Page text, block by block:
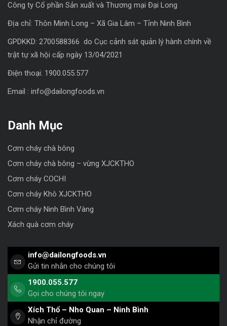
Công ty Cổ phần Sản xuất và Thương mại Đại Long
Địa chỉ: Thôn Minh Long – Xã Gia Lâm – Tỉnh Ninh Bình
GPDKKD: 2700588366 do Cục cảnh sát quản lý hành chính về
trật tự xã hội cấp ngày 13/04/2021
Điện thoại: 1900.055.577
Email : info@dailongfoods.vn
Danh Mục
Cơm cháy chà bông
Cơm cháy chà bông – vừng XJCKTHO
Cơm cháy COCHI
Cơm cháy Khô XJCKTHO
Cơm cháy Ninh Bình Vàng
Xách quà cơm cháy
info@dailongfoods.vn
Gửi tin nhắn cho chúng tôi
1900.055.577
Gọi cho chúng tôi ngay
Xích Thổ – Nho Quan – Ninh Bình
Nhận chỉ đường